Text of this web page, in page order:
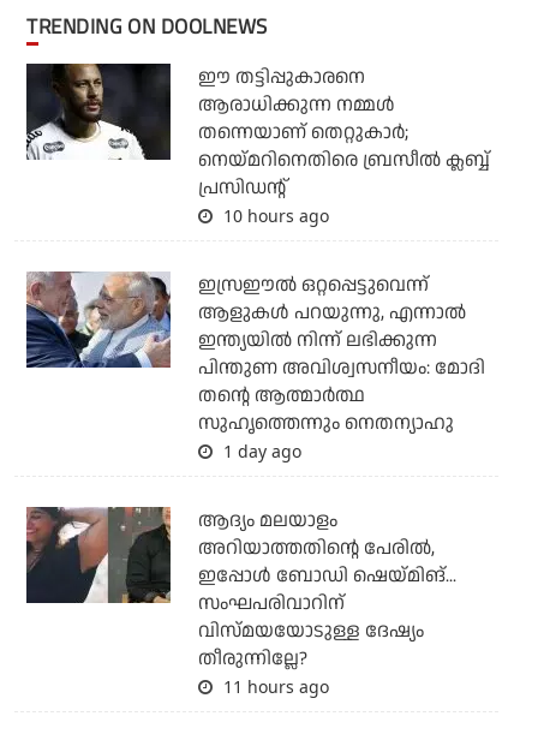
TRENDING ON DOOLNEWS
ഈ തട്ടിപ്പുകാരനെ
ആരാധിക്കുന്ന നമ്മള്‍
തന്നെയാണ് തെറ്റുകാര്‍;
നെയ്മറിനെതിരെ ബ്രസീല്‍ ക്ലബ്ബ്
പ്രസിഡന്റ്
10 hours ago
ഇസ്രഈല്‍ ഒറ്റപ്പെട്ടുവെന്ന്
ആളുകള്‍ പറയുന്നു, എന്നാല്‍
ഇന്ത്യയില്‍ നിന്ന് ലഭിക്കുന്ന
പിന്തുണ അവിശ്വസനീയം: മോദി
തന്റെ ആത്മാര്‍ത്ഥ
സുഹൃത്തെന്നും നെതന്യാഹു
1 day ago
ആദ്യം മലയാളം
അറിയാത്തതിന്റെ പേരില്‍,
ഇപ്പോള്‍ ബോഡി ഷെയ്മിങ്...
സംഘപരിവാറിന്
വിസ്മയയോടുള്ള ദേഷ്യം
തീരുന്നില്ലേ?
11 hours ago